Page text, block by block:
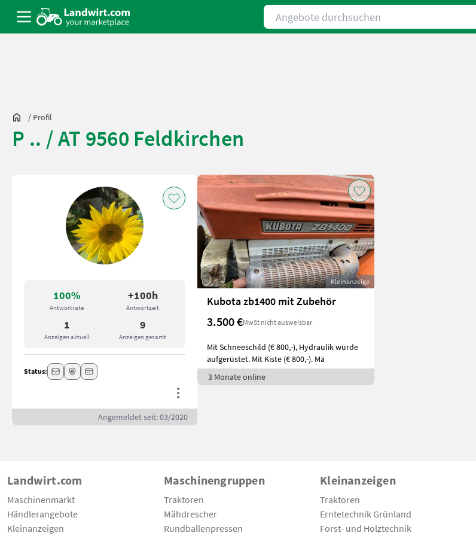
Angebote durchsuchen
/ Profil
P .. / AT 9560 Feldkirchen
100%
Antwortrate
+100h
Antwortzeit
1
Anzeigen aktuell
9
Anzeigen gesamt
Status:
Angemeldet seit: 03/2020
Kleinanzeige
Kubota zb1400 mit Zubehör
3.500 €MwSt nicht ausweisbar
Mit Schneeschild (€ 800,-), Hydraulik wurde
aufgerüstet. Mit Kiste (€ 800,-). Mä
3 Monate online
Landwirt.com
Maschinenmarkt
Händlerangebote
Kleinanzeigen
Maschinengruppen
Traktoren
Mähdrescher
Rundballenpressen
Kleinanzeigen
Traktoren
Erntetechnik Grünland
Forst- und Holztechnik